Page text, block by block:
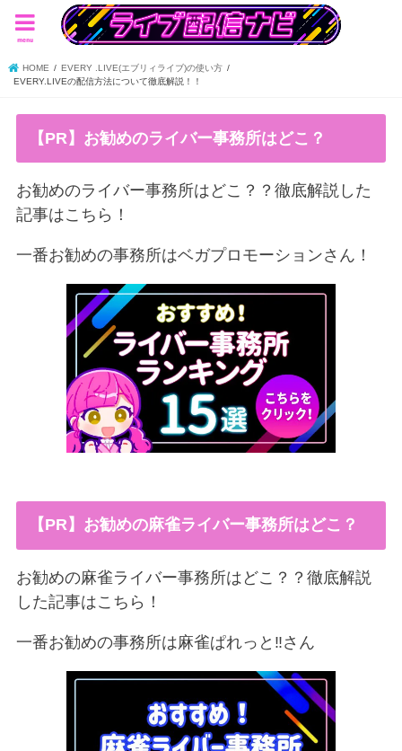
menu
HOME
EVERY .LIVE(エブリィライブ)の使い方
EVERY.LIVEの配信方法について徹底解説！！
【PR】お勧めのライバー事務所はどこ？
お勧めのライバー事務所はどこ？？徹底解説した
記事はこちら！
一番お勧めの事務所はベガプロモーションさん！
【PR】お勧めの麻雀ライバー事務所はどこ？
お勧めの麻雀ライバー事務所はどこ？？徹底解説
した記事はこちら！
一番お勧めの事務所は麻雀ぱれっと‼︎さん